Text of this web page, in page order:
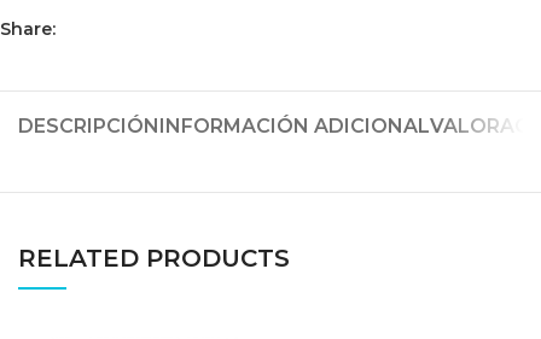
Share:
DESCRIPCIÓN INFORMACIÓN ADICIONAL
RELATED PRODUCTS